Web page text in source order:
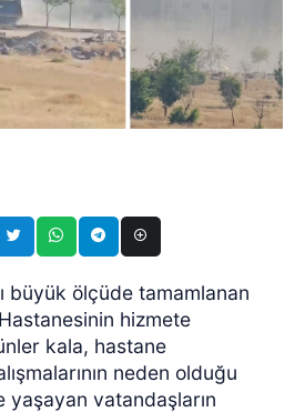
büyük ölçüde tamamlanan
hizmete
kala, hastane
neden olduğu
vatandaşların